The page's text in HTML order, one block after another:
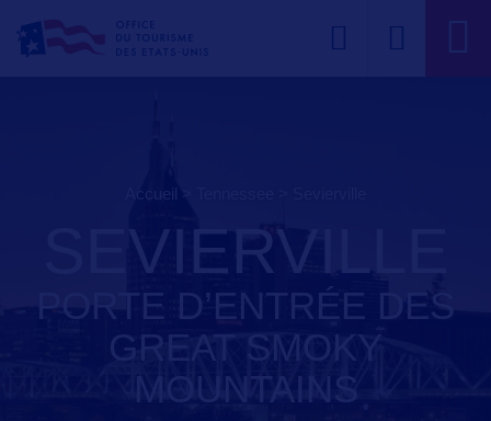
Accueil
SEVIERVILLE
PORTE D’ENTRÉE DES
GREAT SMOKY
MOUNTAINS